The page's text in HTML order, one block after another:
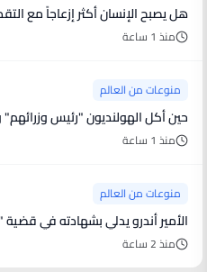
هل يصبح الإنسان أكثر إزعاجاً مع
منذ 1 ساعة
منوعات من العالم
حين أكل الهولنديون "رئيس
منذ 1 ساعة
منوعات من العالم
الأمير أندرو يدلي بشهادته في
منذ 2 ساعة